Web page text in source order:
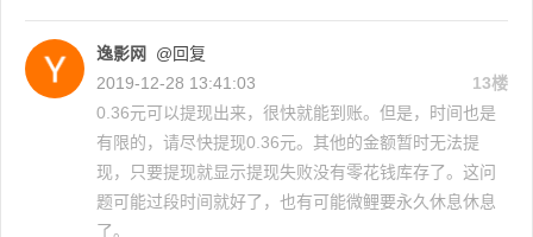
逸影网
@回复
2019-12-28 13:41:03
13楼
0.36元可以提现出来，很快就能到账。但是，时间也是
有限的，请尽快提现0.36元。其他的金额暂时无法提
现，只要提现就显示提现失败没有零花钱库存了。这问
题可能过段时间就好了，也有可能微鲤要永久休息休息
了。